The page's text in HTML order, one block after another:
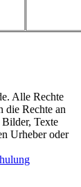
Alle Rechte
die Rechte an
Texte
Urheber oder